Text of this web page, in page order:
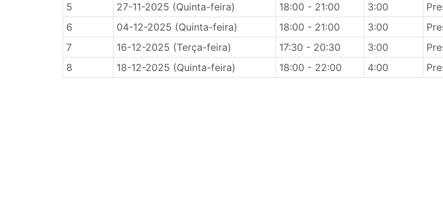
5
27-11-2025 (Quinta-feira) 18:00 - 21:00 3:00
6
04-12-2025 (Quinta-feira) 18:00 - 21:00 3:00
7
16-12-2025 (Terça-feira) 17:30 - 20:30 3:00
8
18-12-2025 (Quinta-feira) 18:00 - 22:00 4:00